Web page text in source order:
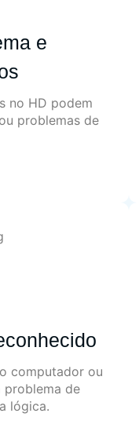
e
no HD podem
problemas de
computador ou
problema de
lógica.